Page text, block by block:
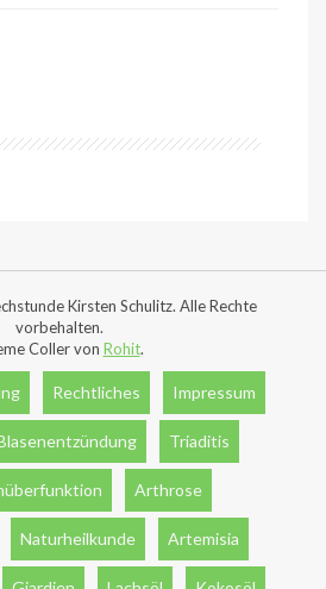
Kirsten Schulitz. Alle Rechte
vorbehalten.
Coller von Rohit.
Rechtliches Impressum
Triaditis
Arthrose
Naturheilkunde Artemisia